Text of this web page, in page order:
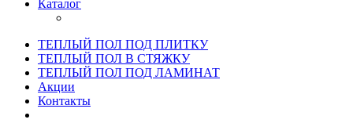
Каталог
ТЕПЛЫЙ ПОЛ ПОД ПЛИТКУ
ТЕПЛЫЙ ПОЛ В СТЯЖКУ
ТЕПЛЫЙ ПОЛ ПОД ЛАМИНАТ
Акции
Контакты